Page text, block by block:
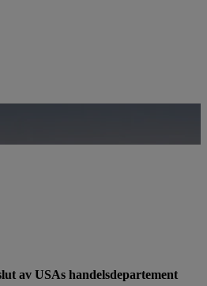
av USAs handelsdepartement